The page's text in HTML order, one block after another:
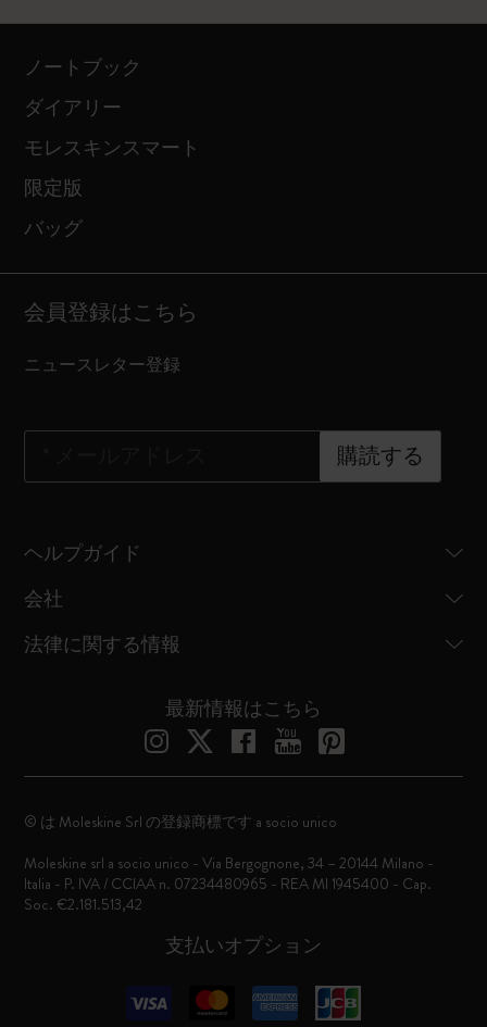
ノートブック
ダイアリー
モレスキンスマート
限定版
バッグ
会員登録はこちら
ニュースレター登録
購読する
ヘルプガイド
会社
法律に関する情報
最新情報はこちら
支払いオプション
© は Moleskine Srl の登録商標です a socio unico
Moleskine srl a socio unico - Via Bergognone, 34 – 20144 Milano -
Italia - P. IVA / CCIAA n. 07234480965 - REA MI 1945400 - Cap.
Soc. €2.181.513,42